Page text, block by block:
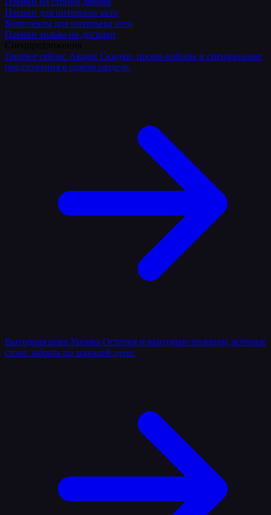
Пленки для интерьера авто
Комплекты для интерьера авто
Пленки только на дисплеи
Горячее сейчас Акции Скидки, промо-наборы и специальные
предложения в одном разделе.
Выгодная цена Уценка Остатки и выгодные позиции, которые
стоит забрать по хорошей цене.